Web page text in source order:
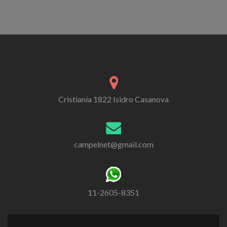
Cristianía 1822 Isidro Casanova
campelnet@gmail.com
11-2605-8351